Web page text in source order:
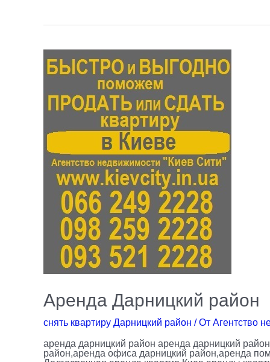
Аренда Дарницкий район
снять квартиру Дарницкий район / От Агентство
аренда дарницкий район аренда дарницкий
район,аренда офиса дарницкий район,аренда
Дарницкий
район